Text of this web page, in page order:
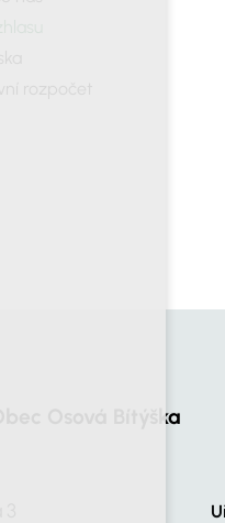
Obec Osová Bítýška